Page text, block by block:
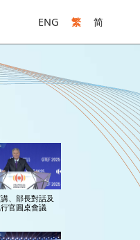
ENG 繁 简
、部長對話及
官圓桌會議